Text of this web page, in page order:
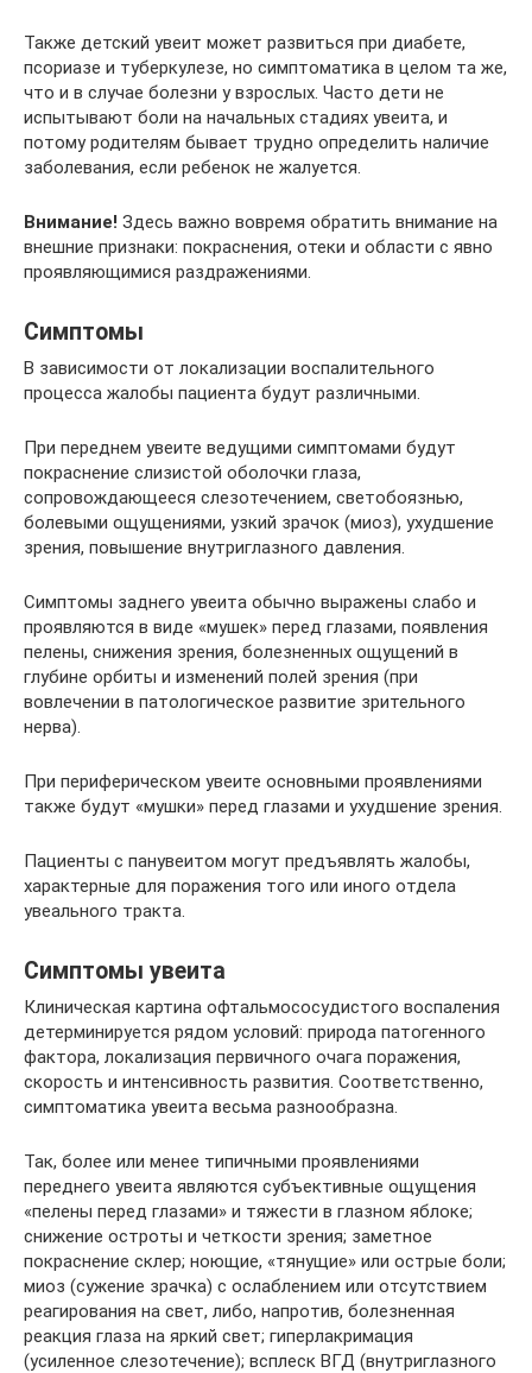
Также детский увеит может развиться при диабете,
псориазе и туберкулезе, но симптоматика в целом та же,
что и в случае болезни у взрослых. Часто дети не
испытывают боли на начальных стадиях увеита, и
потому родителям бывает трудно определить наличие
заболевания, если ребенок не жалуется.
Внимание! Здесь важно вовремя обратить внимание на
внешние признаки: покраснения, отеки и области с явно
проявляющимися раздражениями.
Симптомы
В зависимости от локализации воспалительного
процесса жалобы пациента будут различными.
При переднем увеите ведущими симптомами будут
покраснение слизистой оболочки глаза,
сопровождающееся слезотечением, светобоязнью,
болевыми ощущениями, узкий зрачок (миоз), ухудшение
зрения, повышение внутриглазного давления.
Симптомы заднего увеита обычно выражены слабо и
проявляются в виде «мушек» перед глазами, появления
пелены, снижения зрения, болезненных ощущений в
глубине орбиты и изменений полей зрения (при
вовлечении в патологическое развитие зрительного
нерва).
При периферическом увеите основными проявлениями
также будут «мушки» перед глазами и ухудшение зрения.
Пациенты с панувеитом могут предъявлять жалобы,
характерные для поражения того или иного отдела
увеального тракта.
Симптомы увеита
Клиническая картина офтальмососудистого воспаления
детерминируется рядом условий: природа патогенного
фактора, локализация первичного очага поражения,
скорость и интенсивность развития. Соответственно,
симптоматика увеита весьма разнообразна.
Так, более или менее типичными проявлениями
переднего увеита являются субъективные ощущения
«пелены перед глазами» и тяжести в глазном яблоке;
снижение остроты и четкости зрения; заметное
покраснение склер; ноющие, «тянущие» или острые боли;
миоз (сужение зрачка) с ослаблением или отсутствием
реагирования на свет, либо, напротив, болезненная
реакция глаза на яркий свет; гиперлакримация
(усиленное слезотечение); всплеск ВГД (внутриглазного